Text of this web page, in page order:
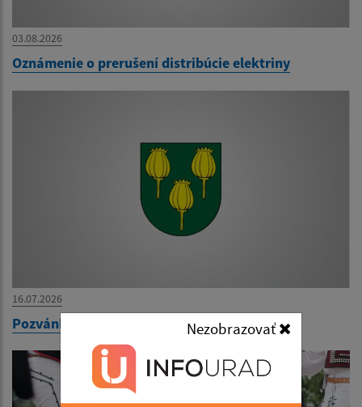
Nezobrazovať
03.08.2026
Oznámenie o prerušení distribúcie elektriny
16.07.2026
Pozvánka na guľáš párty